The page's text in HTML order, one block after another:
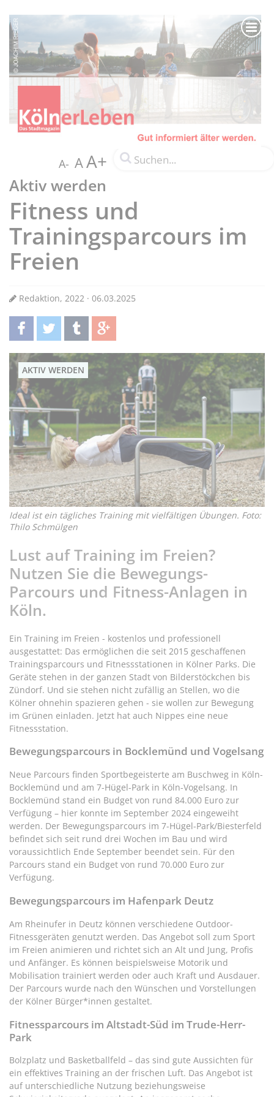
A- AA+
Aktiv werden
Fitness und
Trainingsparcours im
Freien
Redaktion, 2022 · 06.03.2025
teilentwittern teilen teilen
AKTIV WERDEN
Ideal ist ein tägliches Training mit vielfältigen Übungen. Foto:
Thilo Schmülgen
Lust auf Training im Freien?
Nutzen Sie die Bewegungs-
Parcours und Fitness-Anlagen in
Köln.
Ein Training im Freien - kostenlos und professionell
ausgestattet: Das ermöglichen die seit 2015 geschaffenen
Trainingsparcours und Fitnessstationen in Kölner Parks. Die
Geräte stehen in der ganzen Stadt von Bilderstöckchen bis
Zündorf. Und sie stehen nicht zufällig an Stellen, wo die
Kölner ohnehin spazieren gehen - sie wollen zur Bewegung
im Grünen einladen. Jetzt hat auch Nippes eine neue
Fitnessstation.
Bewegungsparcours in Bocklemünd und Vogelsang
Neue Parcours finden Sportbegeisterte am Buschweg in Köln-
Bocklemünd und am 7-Hügel-Park in Köln-Vogelsang. In
Bocklemünd stand ein Budget von rund 84.000 Euro zur
Verfügung – hier konnte im September 2024 eingeweiht
werden. Der Bewegungsparcours im 7-Hügel-Park/Biesterfeld
befindet sich seit rund drei Wochen im Bau und wird
voraussichtlich Ende September beendet sein. Für den
Parcours stand ein Budget von rund 70.000 Euro zur
Verfügung.
Bewegungsparcours im Hafenpark Deutz
Am Rheinufer in Deutz können verschiedene Outdoor-
Fitnessgeräten genutzt werden. Das Angebot soll zum Sport
im Freien animieren und richtet sich an Alt und Jung, Profis
und Anfänger. Es können beispielsweise Motorik und
Mobilisation trainiert werden oder auch Kraft und Ausdauer.
Der Parcours wurde nach den Wünschen und Vorstellungen
der Kölner Bürger*innen gestaltet.
Fitnessparcours im Altstadt-Süd im Trude-Herr-
Park
Bolzplatz und Basketballfeld – das sind gute Aussichten für
ein effektives Training an der frischen Luft. Das Angebot ist
auf unterschiedliche Nutzung beziehungsweise